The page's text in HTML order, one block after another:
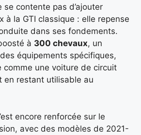
se contente pas d’ajouter
à la GTI classique : elle repense
dans ses fondements.
à 300 chevaux, un
équipements spécifiques,
comme une voiture de circuit
en restant utilisable au
encore renforcée sur le
avec des modèles de 2021-